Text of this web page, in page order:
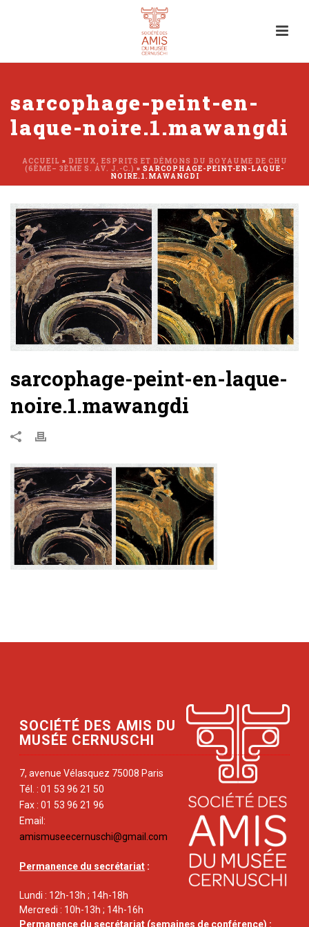
sarcophage-peint-en-
laque-noire.1.mawangdi
ACCUEIL » DIEUX, ESPRITS ET DÉMONS DU ROYAUME DE CHU
(6ÈME– 3ÈME S. AV. J.-C.) » SARCOPHAGE-PEINT-EN-LAQUE-
NOIRE.1.MAWANGDI
sarcophage-peint-en-laque-
noire.1.mawangdi
SOCIÉTÉ DES AMIS DU
MUSÉE CERNUSCHI
7, avenue Vélasquez 75008 Paris
Tél. : 01 53 96 21 50
Fax : 01 53 96 21 96
Email:
amismuseecernuschi@gmail.com
Permanence du secrétariat :
Lundi : 12h-13h ; 14h-18h
Mercredi : 10h-13h ; 14h-16h
Permanence du secrétariat (semaines de conférence) :